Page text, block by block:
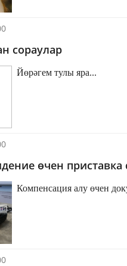
сораулар
Йөрәгем тулы яра...
өчен приставка
Компенсация алу өчен